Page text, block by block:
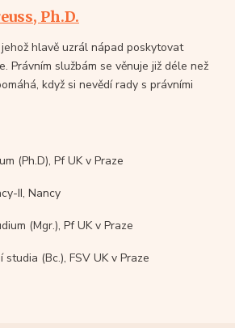
Ph.D.
hlavě uzrál nápad poskytovat
Právním službám se věnuje již déle než
když si nevědí rady s právními
(Ph.D), Pf UK v Praze
II, Nancy
(Mgr.), Pf UK v Praze
(Bc.), FSV UK v Praze